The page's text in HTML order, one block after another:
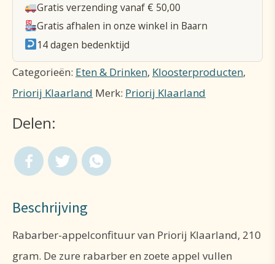
Rabarber-
appel
aantal
Gratis verzending vanaf € 50,00
Gratis afhalen in onze winkel in Baarn
14 dagen bedenktijd
Categorieën: Eten & Drinken, Kloosterproducten,
Priorij Klaarland Merk: Priorij Klaarland
Delen:
Beschrijving
Rabarber-appelconfituur van Priorij Klaarland, 210
gram. De zure rabarber en zoete appel vullen